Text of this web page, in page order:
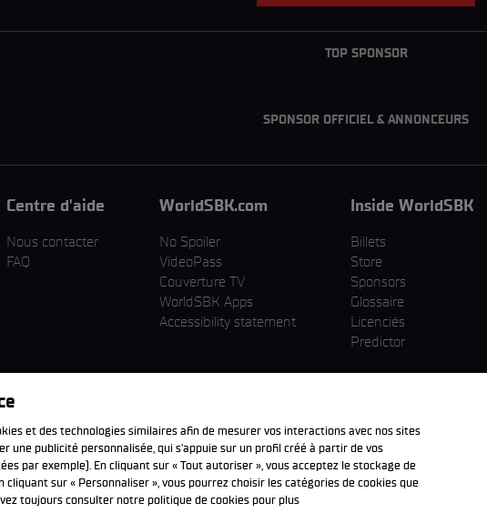
TOP SPONSOR
SPONSOR OFFICIEL & ANNONCEURS
Centre d'aide
Nous contacter
FAQ
WorldSBK.com
No Spoiler
VideoPass
Couverture TV
WorldSBK Apps
Accessibility statement
Inside WorldSBK
Billets
Store
Sponsors
Glossaire
Licenciés
Predictor
Toutes les marques déposées sont la propriété de leurs détenteurs respectifs.
et des technologies similaires afin de mesurer vos interactions avec nos sites
une publicité personnalisée, qui s’appuie sur un profil créé à partir de vos
par exemple). En cliquant sur « Tout autoriser », vous acceptez le stockage de
cliquant sur « Personnaliser », vous pourrez choisir les catégories de cookies que
toujours consulter notre politique de cookies pour plus